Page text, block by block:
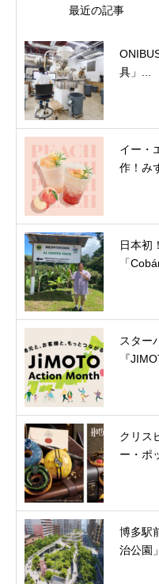
最近の記事
具」...
イー・
作！み
日本初
「
スター
『
クリス
ー・ポ
博多駅
治公園